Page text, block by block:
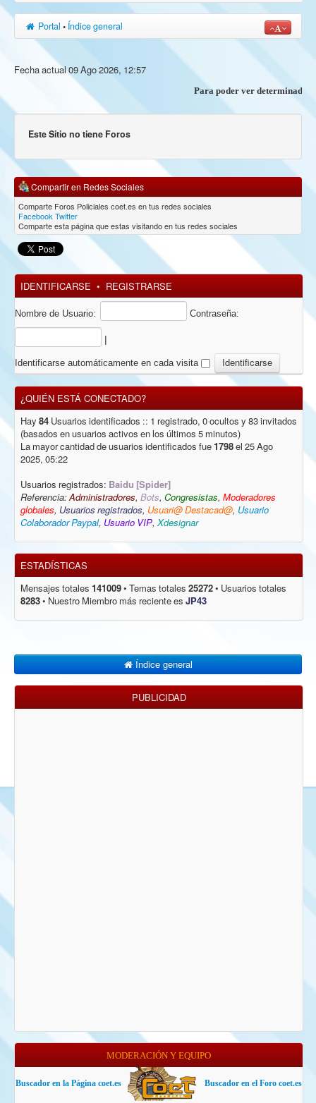
Portal • Índice general
Fecha actual 09 Ago 2026, 12:57
Para poder ver determinados
Este Sitio no tiene Foros
Compartir en Redes Sociales
Comparte Foros Policiales coet.es en tus redes sociales
Facebook Twitter
Comparte esta página que estas visitando en tus redes sociales
IDENTIFICARSE • REGISTRARSE
Nombre de Usuario: Contraseña:
Identificarse automáticamente en cada visita
¿QUIÉN ESTÁ CONECTADO?
Hay 84 Usuarios identificados :: 1 registrado, 0 ocultos y 83 invitados
(basados en usuarios activos en los últimos 5 minutos)
La mayor cantidad de usuarios identificados fue 1798 el 25 Ago
2025, 05:22
Usuarios registrados: Baidu [Spider]
Referencia: Administradores, Bots, Congresistas, Moderadores
globales, Usuarios registrados, Usuari@ Destacad@, Usuario
Colaborador Paypal, Usuario VIP, Xdesignar
ESTADÍSTICAS
Mensajes totales 141009 • Temas totales 25272 • Usuarios totales
8283 • Nuestro Miembro más reciente es JP43
Índice general
PUBLICIDAD
MODERACIÓN Y EQUIPO
Buscador en la Página coet.es Buscador en el Foro coet.es